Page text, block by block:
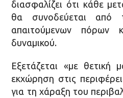
διασφαλίζει ότι κάθε
θα συνοδεύεται από
απαιτούμενων πόρων
δυναμικού.
Εξετάζεται «με θετική
εκχώρηση στις
για τη χάραξη του